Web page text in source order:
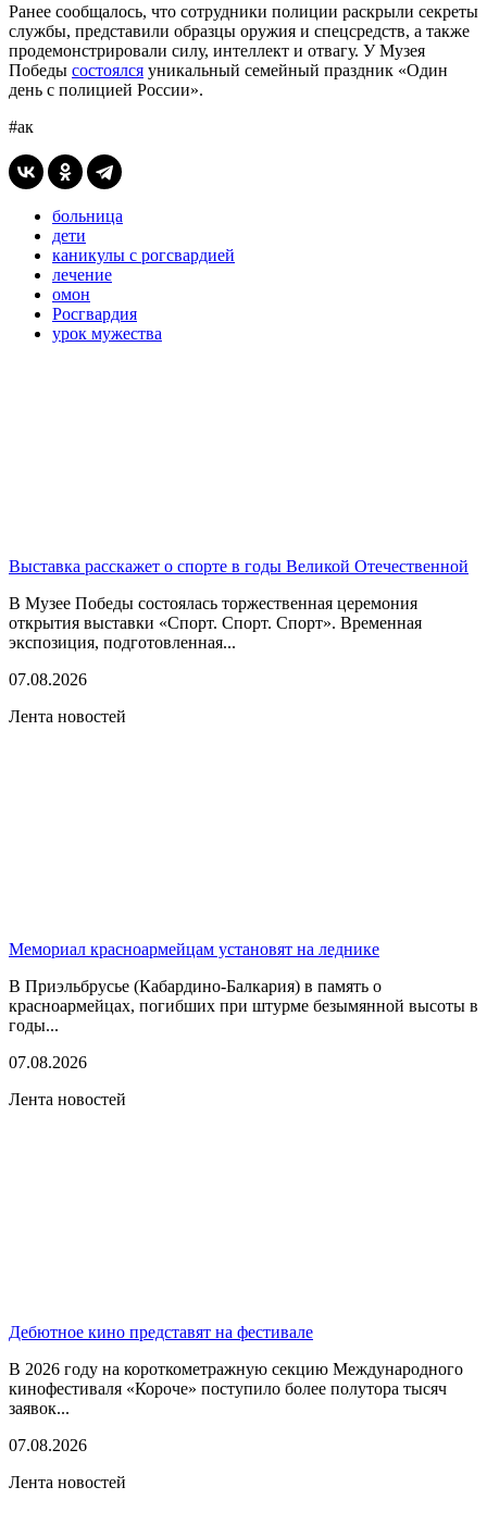
Ранее сообщалось, что сотрудники полиции раскрыли секреты
службы, представили образцы оружия и спецсредств, а также
продемонстрировали силу, интеллект и отвагу. У Музея
Победы состоялся уникальный семейный праздник «Один
день с полицией России».
#ак
больница
дети
каникулы с рогсвардией
лечение
омон
Росгвардия
урок мужества
Выставка расскажет о спорте в годы Великой Отечественной
В Музее Победы состоялась торжественная церемония
открытия выставки «Спорт. Спорт. Спорт». Временная
экспозиция, подготовленная...
07.08.2026
Лента новостей
Мемориал красноармейцам установят на леднике
В Приэльбрусье (Кабардино-Балкария) в память о
красноармейцах, погибших при штурме безымянной высоты в
годы...
07.08.2026
Лента новостей
Дебютное кино представят на фестивале
В 2026 году на короткометражную секцию Международного
кинофестиваля «Короче» поступило более полутора тысяч
заявок...
07.08.2026
Лента новостей